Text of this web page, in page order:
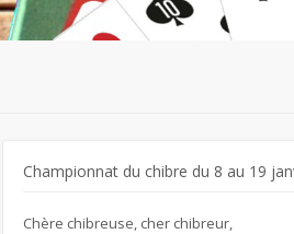
Championnat du chibre du 8 au 19
Chère chibreuse, cher chibreur,